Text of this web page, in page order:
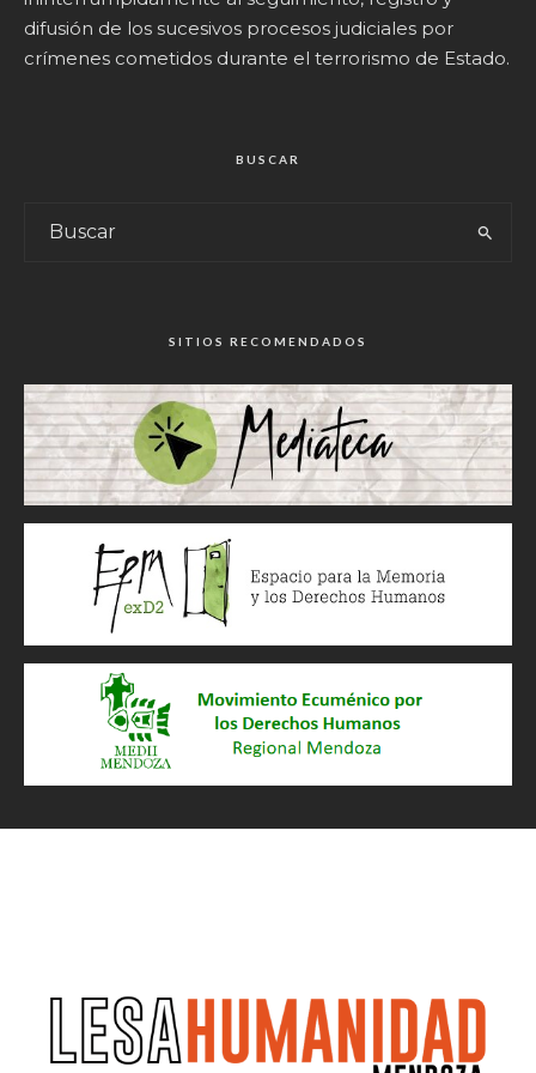
difusión de los sucesivos procesos judiciales por
crímenes cometidos durante el terrorismo de Estado.
BUSCAR
SITIOS RECOMENDADOS